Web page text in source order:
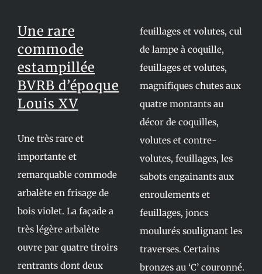
Une rare
commode
estampillée
BVRB d’époque
Louis XV
Une très rare et
importante et
remarquable commode
arbalète en frisage de
bois violet. La façade a
très légère arbalète
ouvre par quatre tiroirs
rentrants dont deux
feuillages et volutes, cul
de lampe à coquille,
feuillages et volutes,
magnifiques chutes aux
quatre montants au
décor de coquilles,
volutes et contre-
volutes, feuillages, les
sabots engainants aux
enroulements et
feuillages, joncs
moulurés soulignant les
traverses. Certains
bronzes au ‘C’ couronné.